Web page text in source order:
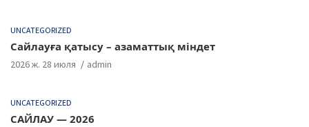
UNCATEGORIZED
Сайлауға қатысу – азаматтық міндет
2026 ж. 28 июля admin
UNCATEGORIZED
САЙЛАУ — 2026